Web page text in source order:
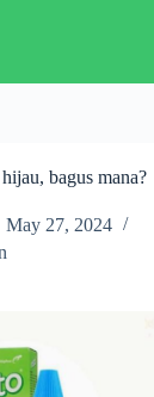
bagus mana?
May 27, 2024